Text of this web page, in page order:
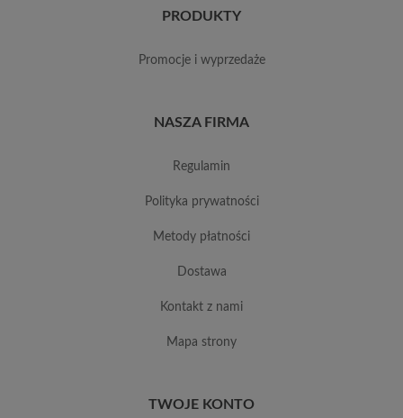
PRODUKTY
promocje i wyprzedaże
NASZA FIRMA
regulamin
polityka prywatności
metody płatności
dostawa
kontakt z nami
mapa strony
TWOJE KONTO